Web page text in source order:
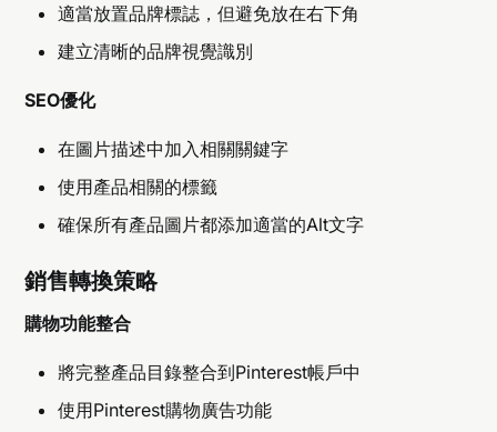
適當放置品牌標誌，但避免放在右下角
建立清晰的品牌視覺識別
SEO優化
在圖片描述中加入相關關鍵字
使用產品相關的標籤
確保所有產品圖片都添加適當的Alt文字
銷售轉換策略
購物功能整合
將完整產品目錄整合到Pinterest帳戶中
使用Pinterest購物廣告功能